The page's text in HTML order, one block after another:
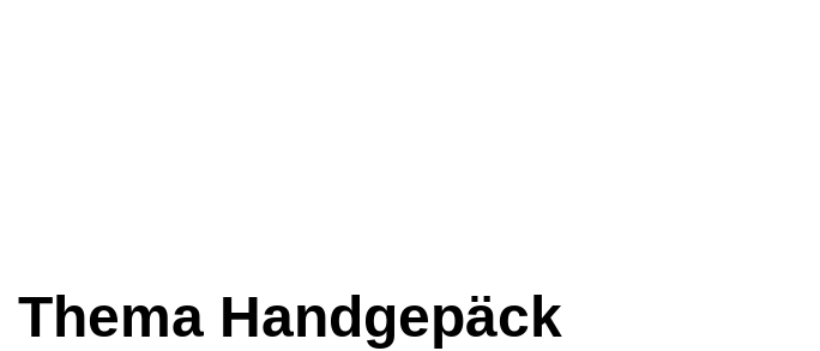
Handgepäck